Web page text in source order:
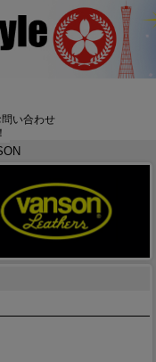
問い合わせ